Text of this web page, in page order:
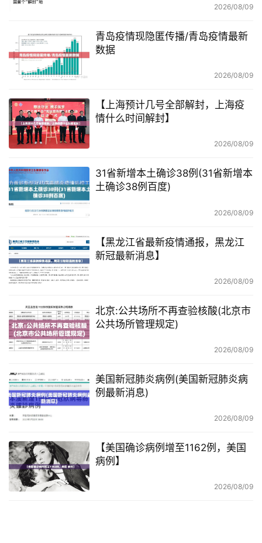
2026/08/09
青岛疫情现隐匿传播/青岛疫情最新
数据
2026/08/09
【上海预计几号全部解封，上海疫
情什么时间解封】
2026/08/09
31省新增本土确诊38例(31省新增本
土确诊38例百度)
2026/08/09
【黑龙江省最新疫情通报，黑龙江
新冠最新消息】
2026/08/09
北京:公共场所不再查验核酸(北京市
公共场所管理规定)
2026/08/09
美国新冠肺炎病例(美国新冠肺炎病
例最新消息)
2026/08/09
【美国确诊病例增至1162例，美国
病例】
2026/08/09